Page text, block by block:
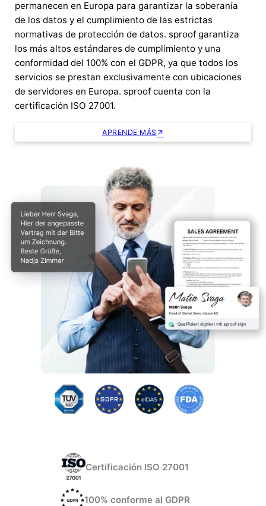
permanecen en Europa para garantizar la soberanía
de los datos y el cumplimiento de las estrictas
normativas de protección de datos. sproof garantiza
los más altos estándares de cumplimiento y una
conformidad del 100% con el GDPR, ya que todos los
servicios se prestan exclusivamente con ubicaciones
de servidores en Europa. sproof cuenta con la
certificación ISO 27001.
APRENDE MÁS
Certificación ISO 27001
100% conforme al GDPR